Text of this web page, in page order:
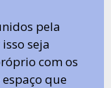
pela
isso seja
com os
que